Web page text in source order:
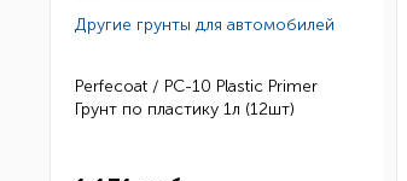
Другие грунты для автомобилей
Perfecoat / PC-10 Plastic Primer
Грунт по пластику 1л (12шт)